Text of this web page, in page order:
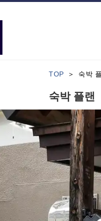
TOP 숙박
숙박 플랜